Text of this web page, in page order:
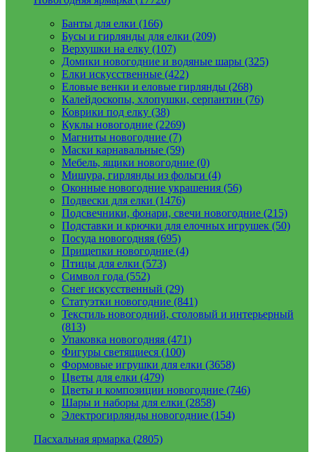
Банты для елки (166)
Бусы и гирлянды для елки (209)
Верхушки на елку (107)
Домики новогодние и водяные шары (325)
Елки искусственные (422)
Еловые венки и еловые гирлянды (268)
Калейдоскопы, хлопушки, серпантин (76)
Коврики под елку (38)
Куклы новогодние (2269)
Магниты новогодние (7)
Маски карнавальные (59)
Мебель, ящики новогодние (0)
Мишура, гирлянды из фольги (4)
Оконные новогодние украшения (56)
Подвески для елки (1476)
Подсвечники, фонари, свечи новогодние (215)
Подставки и крючки для елочных игрушек (50)
Посуда новогодняя (695)
Прищепки новогодние (4)
Птицы для елки (573)
Символ года (552)
Снег искусственный (29)
Статуэтки новогодние (841)
Текстиль новогодний, столовый и интерьерный
(813)
Упаковка новогодняя (471)
Фигуры светящиеся (100)
Формовые игрушки для елки (3658)
Цветы для елки (479)
Цветы и композиции новогодние (746)
Шары и наборы для елки (2858)
Электрогирлянды новогодние (154)
Пасхальная ярмарка (2805)